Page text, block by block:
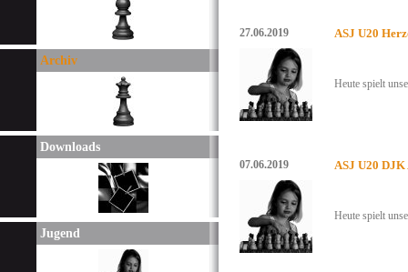
Archiv
Downloads
Jugend
27.06.2019 ASJ U20
Heute spielt
07.06.2019 ASJ U20
Heute spielt